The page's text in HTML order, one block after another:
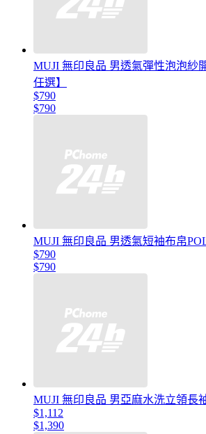
MUJI 無印良品 男透氣彈性泡泡紗
任選】
$790
$790
MUJI 無印良品 男透氣短袖布帛
$790
$790
MUJI 無印良品 男亞麻水洗立領長
$1,112
$1,390